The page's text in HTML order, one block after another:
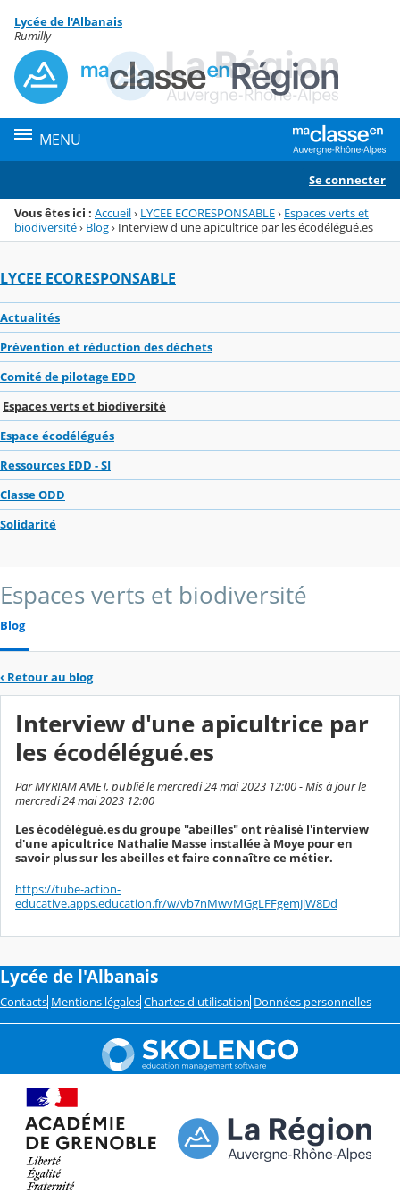
Menu de la rubrique
Contenu
Lycée de l'Albanais
Rumilly
MENU
Se connecter
Vous êtes ici : Accueil› LYCEE ECORESPONSABLE› Espaces verts et
biodiversité› Blog› Interview d'une apicultrice par les écodélégué.es
LYCEE ECORESPONSABLE
Actualités
Prévention et réduction des déchets
Comité de pilotage EDD
Espaces verts et biodiversité
Espace écodélégués
Ressources EDD - SI
Classe ODD
Solidarité
Espaces verts et biodiversité
Blog
‹ Retour au blog
Interview d'une apicultrice par
les écodélégué.es
Par MYRIAM AMET, publié le mercredi 24 mai 2023 12:00 - Mis à jour le
mercredi 24 mai 2023 12:00
Les écodélégué.es du groupe "abeilles" ont réalisé l'interview
d'une apicultrice Nathalie Masse installée à Moye pour en
savoir plus sur les abeilles et faire connaître ce métier.
https://tube-action-
educative.apps.education.fr/w/vb7nMwvMGgLFFgemJiW8Dd
Lycée de l'Albanais
Contacts Mentions légales Chartes d'utilisation Données personnelles